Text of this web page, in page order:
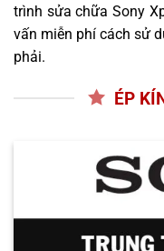
trình sửa chữa Sony
vấn miễn phí cách sử
phải.
ÉP